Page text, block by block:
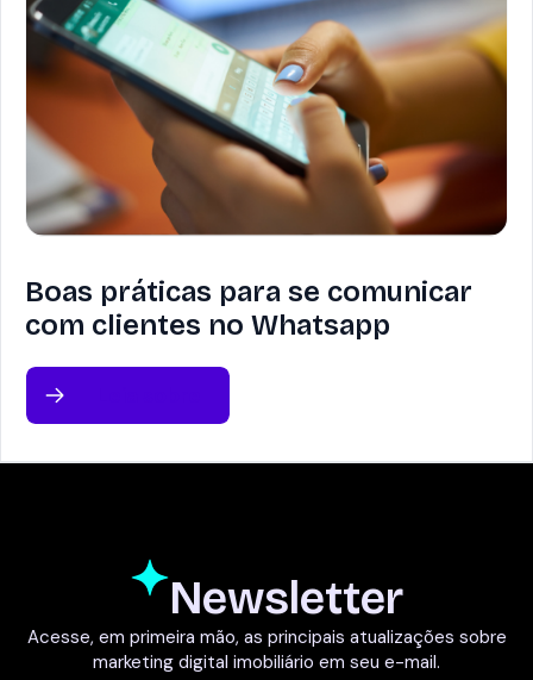
Boas práticas para se comunicar
com clientes no Whatsapp
Newsletter
Acesse, em primeira mão, as principais atualizações sobre
marketing digital imobiliário em seu e-mail.